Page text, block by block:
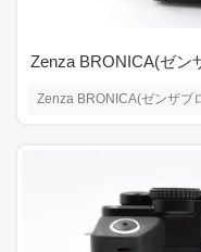
Zenza BRONICA(ゼンザブ
Zenza BRONICA(ゼン